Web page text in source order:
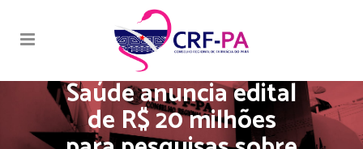
Saúde anuncia edital
de R$ 20 milhões